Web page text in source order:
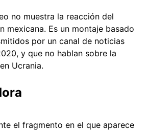
no muestra la reacción del
mexicana. Es un montaje basado
por un canal de noticias
y que no hablan sobre la
Ucrania.
el fragmento en el que aparece